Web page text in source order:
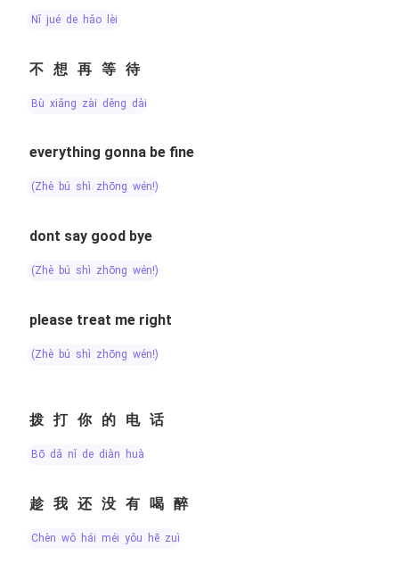
nǐ jué de hǎo lèi
不想再等待
bù xiǎng zài děng dài
everything gonna be fine
(zhè bú shì zhōng wén!)
dont say good bye
(zhè bú shì zhōng wén!)
please treat me right
(zhè bú shì zhōng wén!)
拨打你的电话
bō dǎ nǐ de diàn huà
趁我还没有喝醉
chèn wǒ hái méi yǒu hē zuì